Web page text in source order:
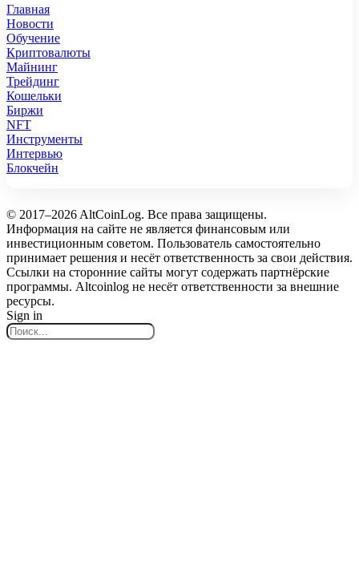
Главная
Новости
Обучение
Криптовалюты
Майнинг
Трейдинг
Кошельки
Биржи
NFT
Инструменты
Интервью
Блокчейн
© 2017–2026 AltCoinLog. Все права защищены.
Информация на сайте не является финансовым или
инвестиционным советом. Пользователь самостоятельно
принимает решения и несёт ответственность за свои действия.
Ссылки на сторонние сайты могут содержать партнёрские
программы. Altcoinlog не несёт ответственности за внешние
ресурсы.
Sign in